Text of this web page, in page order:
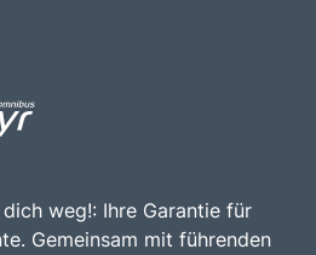
weg!: Ihre Garantie für
Gemeinsam mit führenden